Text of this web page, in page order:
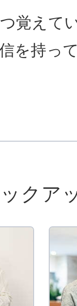
覚えて
を持っ
クア